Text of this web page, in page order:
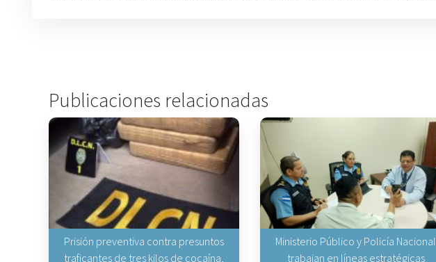
Publicaciones relacionadas
Prisión preventiva contra presuntos
traficantes de tres kilos de cocaína,
Ministerio Público y Policía Nacional
trabajan en líneas estratégicas